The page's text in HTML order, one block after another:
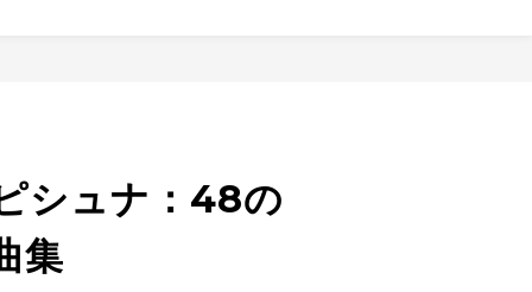
シュナ：48の
集